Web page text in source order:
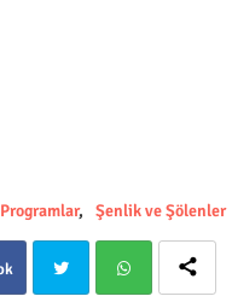
Şenlik ve Şölenler